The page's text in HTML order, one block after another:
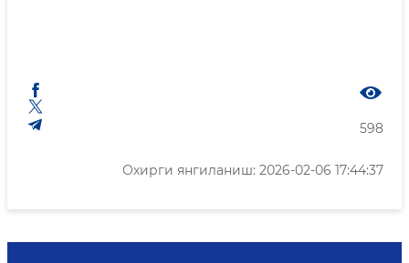
598
Охирги янгиланиш: 2026-02-06 17:44:37